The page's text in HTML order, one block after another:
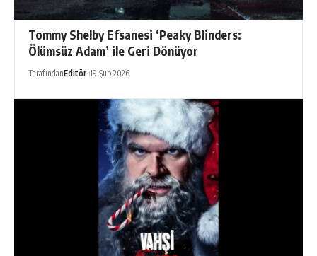
Tommy Shelby Efsanesi ‘Peaky Blinders:
Ölümsüz Adam’ ile Geri Dönüyor
TarafındanEditör 19 Şub 2026